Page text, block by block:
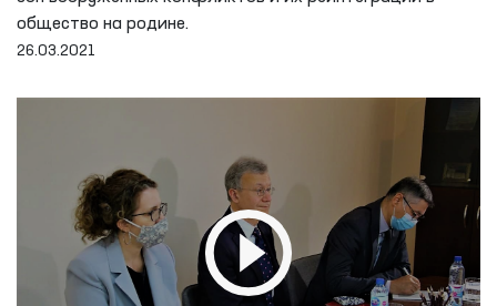
общество на родине.
26.03.2021